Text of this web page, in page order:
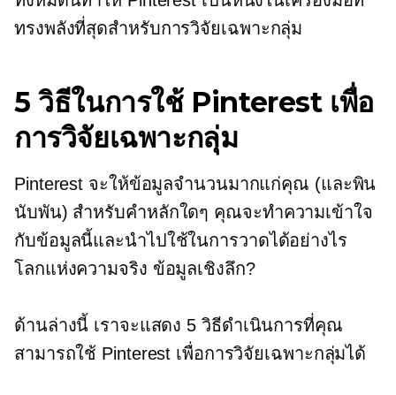
ทรงพลังที่สุดสำหรับการวิจัยเฉพาะกลุ่ม
5 วิธีในการใช้ Pinterest เพื่อ
การวิจัยเฉพาะกลุ่ม
Pinterest จะให้ข้อมูลจำนวนมากแก่คุณ (และพิน
นับพัน) สำหรับคำหลักใดๆ คุณจะทำความเข้าใจ
กับข้อมูลนี้และนำไปใช้ในการวาดได้อย่างไร
โลกแห่งความจริง ข้อมูลเชิงลึก?
ด้านล่างนี้ เราจะแสดง 5 วิธีดำเนินการที่คุณ
สามารถใช้ Pinterest เพื่อการวิจัยเฉพาะกลุ่มได้